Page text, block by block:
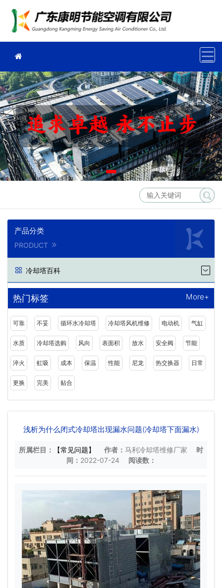
产品分类
PRODUCT
冷却塔百科
热门标签 More+
可靠 不妥 循环水冷却塔 冷却塔风机维修 电动机 气缸
水质 冷却塔选购 风向 表面积 放水 安全阀 节能
淬火 虹吸 成本 保温 性能 尼龙 热交换器 日常
更换 完美 贴合
浅析为什么闭式冷却塔出现漏水问题(冷却塔下面漏水)
所属栏目： 【常见问题】 作者： 马利冷却塔维修厂家
时
间： 2022-07-24 阅读数：